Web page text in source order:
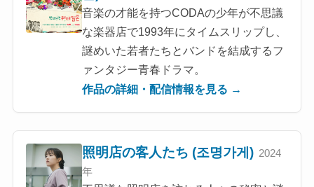
音楽の才能を持つCODAの少年が不思議
な楽器店で1993年にタイムスリップし、
謎めいた若者たちとバンドを結成するフ
ァンタジー青春ドラマ。
作品の詳細・配信情報を見る →
照明店の客人たち (조명가게) 2024
年